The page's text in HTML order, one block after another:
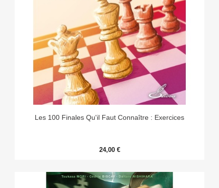
Les 100 Finales Qu'il Faut Connaître : Exercices
24,00 €